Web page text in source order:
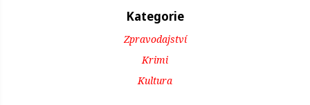
Kategorie
Zpravodajství
Krimi
Kultura